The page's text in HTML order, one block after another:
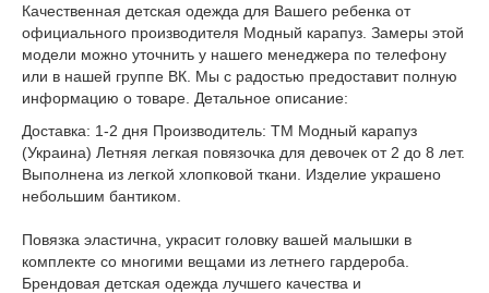
Качественная детская одежда для Вашего ребенка от
официального производителя Модный карапуз. Замеры этой
модели можно уточнить у нашего менеджера по телефону
или в нашей группе ВК. Мы с радостью предоставит полную
информацию о товаре. Детальное описание:
Доставка: 1-2 дня Производитель: ТМ Модный карапуз
(Украина) Летняя легкая повязочка для девочек от 2 до 8 лет.
Выполнена из легкой хлопковой ткани. Изделие украшено
небольшим бантиком.
Повязка эластична, украсит головку вашей малышки в
комплекте со многими вещами из летнего гардероба.
Брендовая детская одежда лучшего качества и